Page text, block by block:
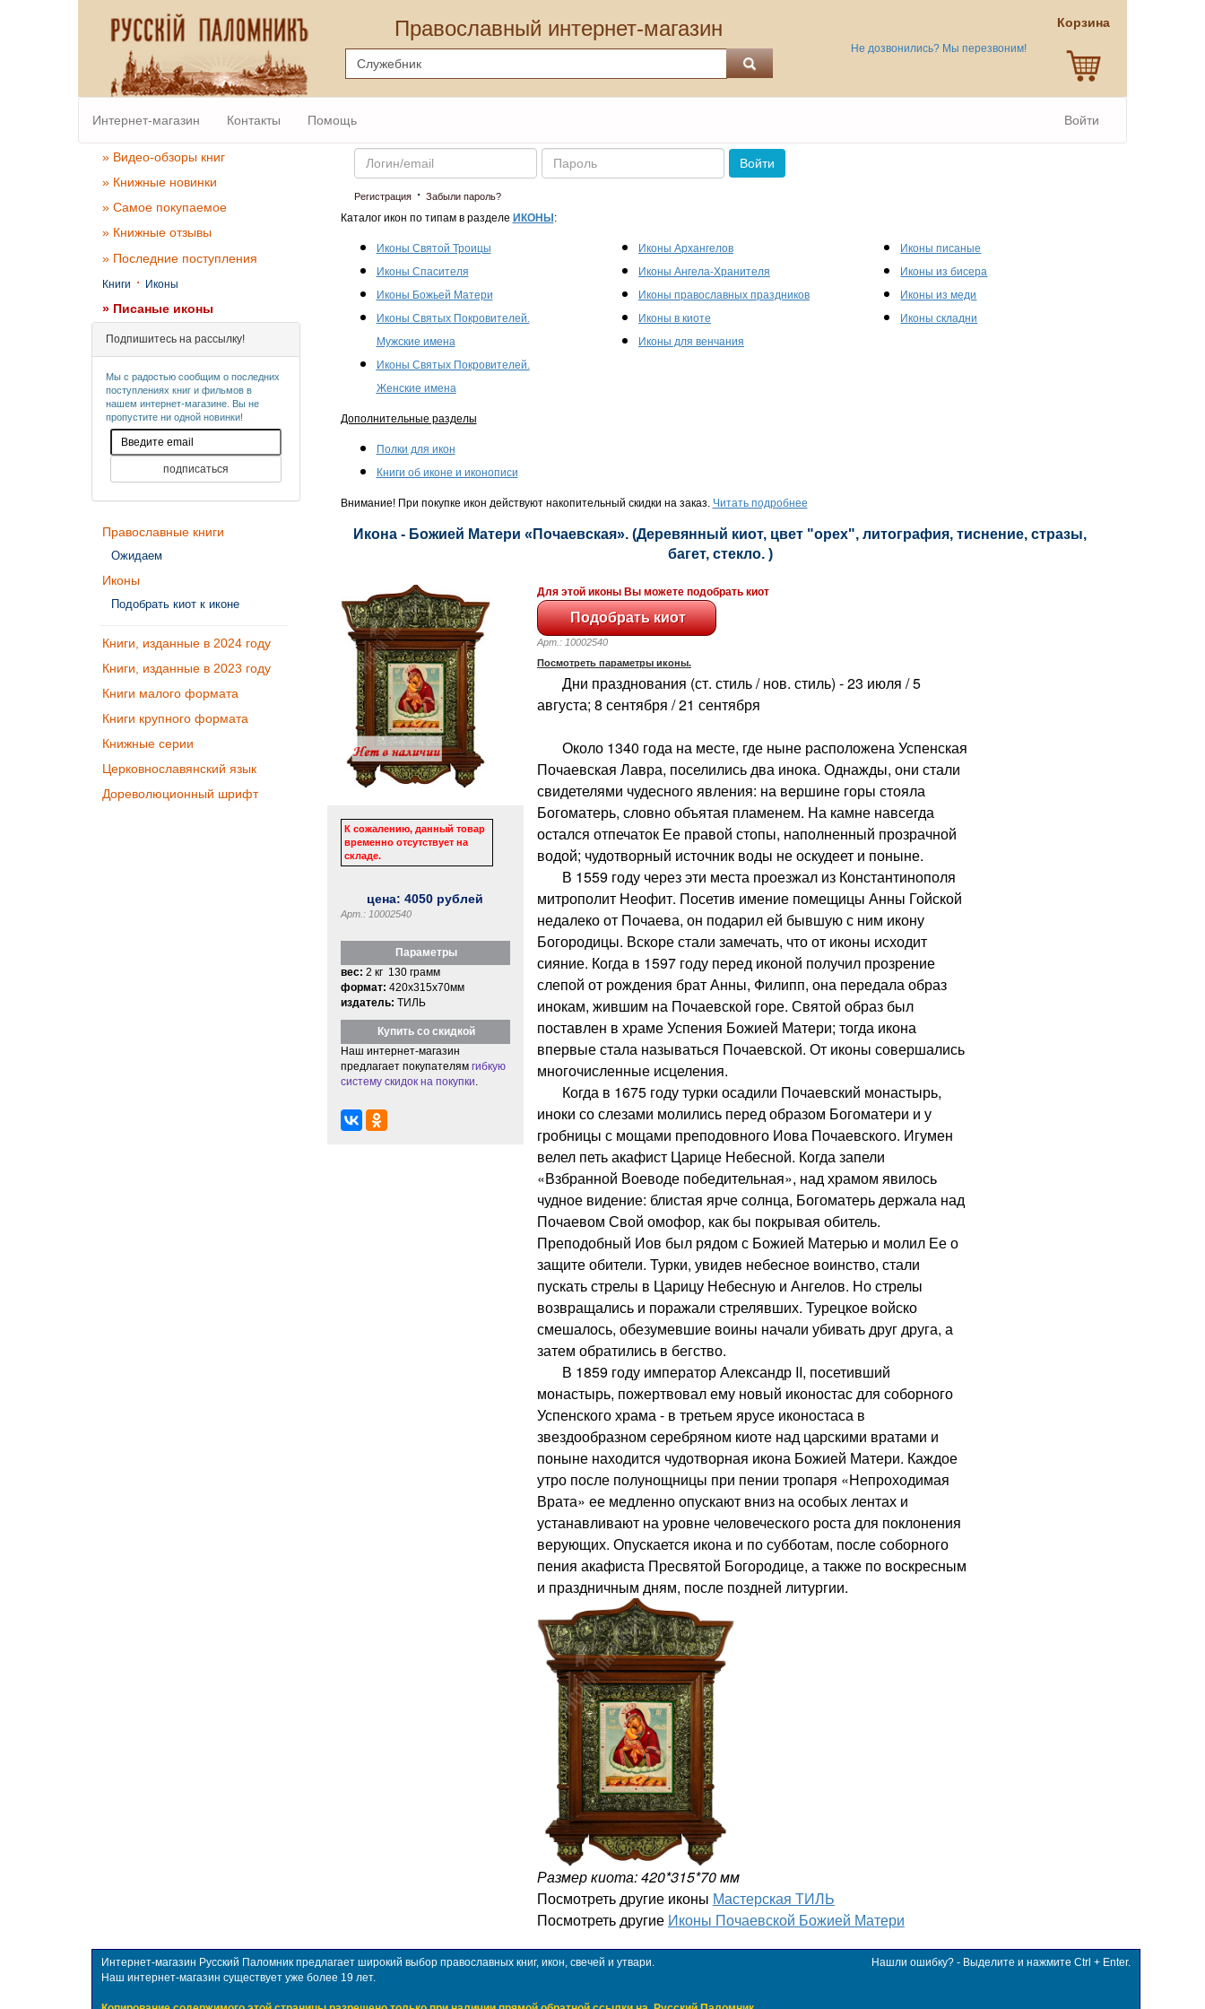
Православный интернет-магазин
Не дозвонились? Мы перезвоним!
Корзина
Интернет-магазин Контакты Помощь Войти
» Видео-обзоры книг
» Книжные новинки
» Самое покупаемое
» Книжные отзывы
» Последние поступления
Книги · Иконы
» Писаные иконы
Подпишитесь на рассылку!
Мы с радостью сообщим о последних
поступлениях книг и фильмов в
нашем интернет-магазине. Вы не
пропустите ни одной новинки!
Православные книги
Ожидаем
Иконы
Подобрать киот к иконе
Книги, изданные в 2024 году
Книги, изданные в 2023 году
Книги малого формата
Книги крупного формата
Книжные серии
Церковнославянский язык
Дореволюционный шрифт
Email Пароль
Войти
Регистрация· Забыли пароль?
Каталог икон по типам в разделе ИКОНЫ :
Иконы Святой Троицы
Иконы Спасителя
Иконы Божьей Матери
Иконы Святых Покровителей.
Мужские имена
Иконы Святых Покровителей.
Женские имена
Иконы Архангелов
Иконы Ангела-Хранителя
Иконы православных праздников
Иконы в киоте
Иконы для венчания
Иконы писаные
Иконы из бисера
Иконы из меди
Иконы складни
Дополнительные разделы
Полки для икон
Книги об иконе и иконописи
Внимание! При покупке икон действуют накопительный скидки на заказ. Читать подробнее
Икона - Божией Матери «Почаевская». (Деревянный киот, цвет "орех", литография, тиснение, стразы,
багет, стекло. )
К сожалению, данный товар
временно отсутствует на
складе.
цена:4050 рублей
Арт.: 10002540
Параметры
вес: 2 кг 130 грамм
формат: 420x315x70мм
издатель: ТИЛЬ
Купить со скидкой
Наш интернет-магазин
предлагает покупателям гибкую
систему скидок на покупки
Для этой иконы Вы можете подобрать киот
Арт.: 10002540
Посмотреть параметры иконы.
Дни празднования (ст. стиль / нов. стиль) - 23 июля / 5
августа; 8 сентября / 21 сентября
Около 1340 года на месте, где ныне расположена Успенская
Почаевская Лавра, поселились два инока. Однажды, они стали
свидетелями чудесного явления: на вершине горы стояла
Богоматерь, словно объятая пламенем. На камне навсегда
остался отпечаток Ее правой стопы, наполненный прозрачной
водой; чудотворный источник воды не оскудеет и поныне.
В 1559 году через эти места проезжал из Константинополя
митрополит Неофит. Посетив имение помещицы Анны Гойской
недалеко от Почаева, он подарил ей бывшую с ним икону
Богородицы. Вскоре стали замечать, что от иконы исходит
сияние. Когда в 1597 году перед иконой получил прозрение
слепой от рождения брат Анны, Филипп, она передала образ
инокам, жившим на Почаевской горе. Святой образ был
поставлен в храме Успения Божией Матери; тогда икона
впервые стала называться Почаевской. От иконы совершались
многочисленные исцеления.
Когда в 1675 году турки осадили Почаевский монастырь,
иноки со слезами молились перед образом Богоматери и у
гробницы с мощами преподовного Иова Почаевского. Игумен
велел петь акафист Царице Небесной. Когда запели
«Взбранной Воеводе победительная», над храмом явилось
чудное видение: блистая ярче солнца, Богоматерь держала над
Почаевом Свой омофор, как бы покрывая обитель.
Преподобный Иов был рядом с Божией Матерью и молил Ее о
защите обители. Турки, увидев небесное воинство, стали
пускать стрелы в Царицу Небесную и Ангелов. Но стрелы
возвращались и поражали стрелявших. Турецкое войско
смешалось, обезумевшие воины начали убивать друг друга, а
затем обратились в бегство.
В 1859 году император Александр II, посетивший
монастырь, пожертвовал ему новый иконостас для соборного
Успенского храма - в третьем ярусе иконостаса в
звездообразном серебряном киоте над царскими вратами и
поныне находится чудотворная икона Божией Матери. Каждое
утро после полунощницы при пении тропаря «Непроходимая
Врата» ее медленно опускают вниз на особых лентах и
устанавливают на уровне человеческого роста для поклонения
верующих. Опускается икона и по субботам, после соборного
пения акафиста Пресвятой Богородице, а также по воскресным
и праздничным дням, после поздней литургии.
Размер киота: 420*315*70 мм
Посмотреть другие иконы Мастерская ТИЛЬ
Посмотреть другие Иконы Почаевской Божией Матери
Интернет-магазин Русский Паломник предлагает широкий выбор православных книг, икон, свечей и утвари.
Наш интернет-магазин существует уже более 19 лет.
Нашли ошибку? - Выделите и нажмите Ctrl + Enter.